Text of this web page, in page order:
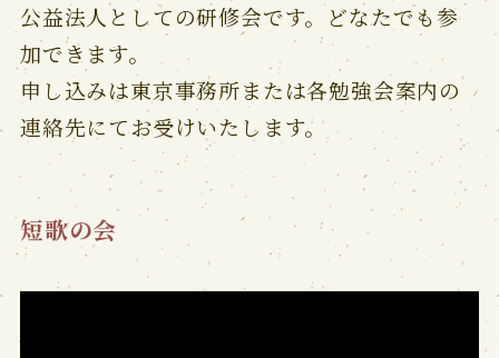
公益法人としての研修会です。どなたでも参
加できます。
申し込みは東京事務所または各勉強会案内の
連絡先にてお受けいたします。
短歌の会